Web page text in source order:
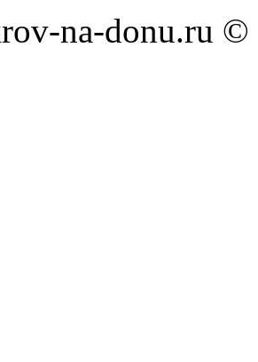
na-donu.ru ©